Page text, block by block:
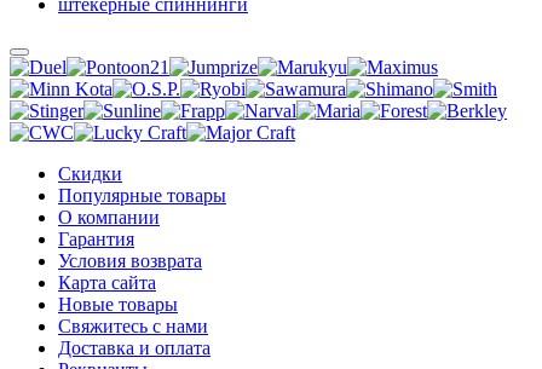
Скидки
Популярные товары
О компании
Гарантия
Условия возврата
Карта сайта
Новые товары
Свяжитесь с нами
Доставка и оплата